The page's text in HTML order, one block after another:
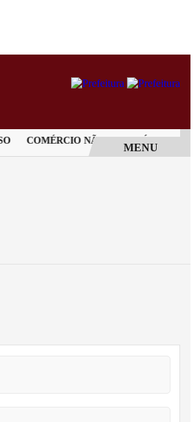
COMÉRCIO NÃO PODERÁ
MENU